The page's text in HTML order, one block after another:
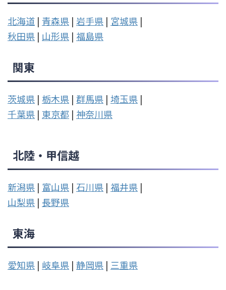
北海道 | 青森県 | 岩手県 | 宮城県 |
秋田県 | 山形県 | 福島県
関東
茨城県 | 栃木県 | 群馬県 | 埼玉県 |
千葉県 | 東京都 | 神奈川県
北陸・甲信越
新潟県 | 富山県 | 石川県 | 福井県 |
山梨県 | 長野県
東海
愛知県 | 岐阜県 | 静岡県 | 三重県